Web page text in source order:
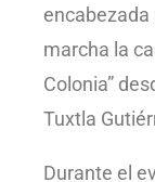
encabezada
marcha la
Colonia”
Tuxtla
Durante el